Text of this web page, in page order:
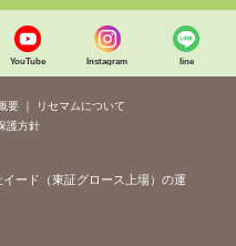
YouTube Instagram line
要
リセマムについて
護方針
ード（東証グロース上場）の運